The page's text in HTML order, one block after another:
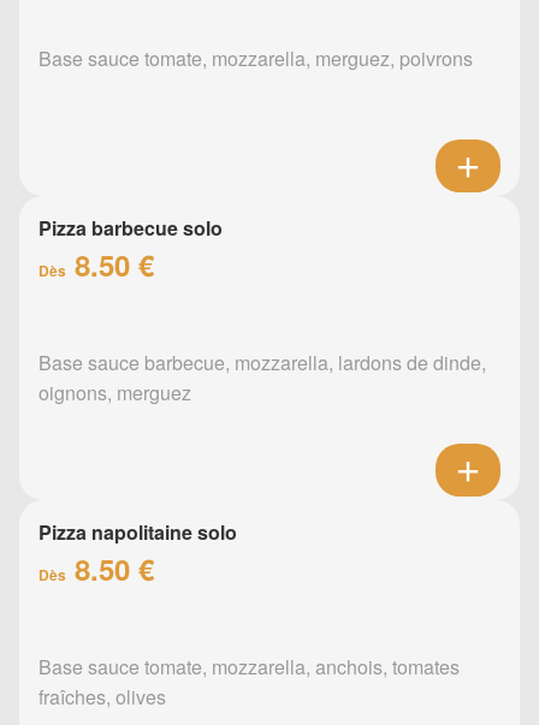
Base sauce tomate, mozzarella, merguez, poivrons
Pizza barbecue solo
Dès 8.50 €
Base sauce barbecue, mozzarella, lardons de dinde,
oignons, merguez
Pizza napolitaine solo
Dès 8.50 €
Base sauce tomate, mozzarella, anchois, tomates
fraîches, olives